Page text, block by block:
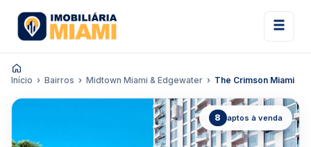
Início Bairros Midtown Miami & Edgewater The Crimson Miami
8 aptos à venda